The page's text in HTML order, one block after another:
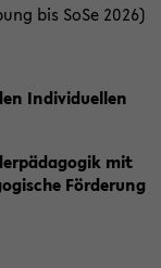
bis SoSe 2026)
Individuellen
mit
Förderung